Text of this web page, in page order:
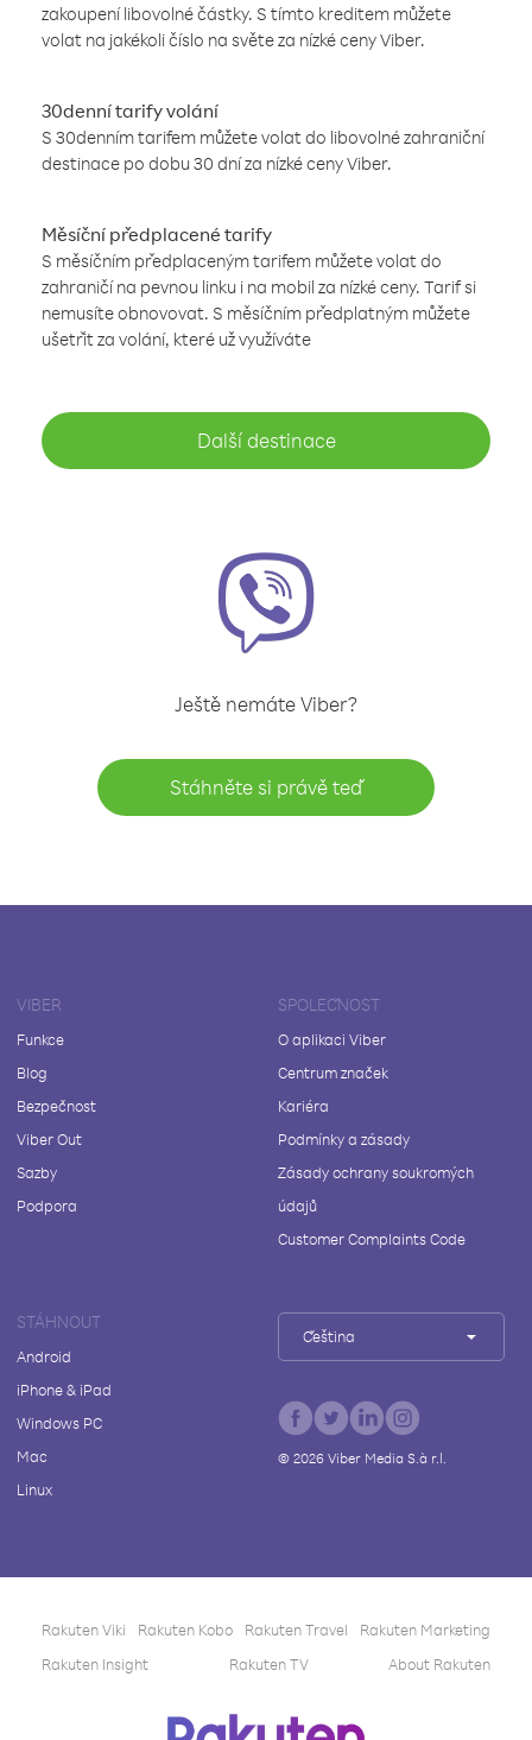
zakoupení libovolné částky. S tímto kreditem můžete
volat na jakékoli číslo na světe za nízké ceny Viber.
30denní tarify volání
S 30denním tarifem můžete volat do libovolné zahraniční
destinace po dobu 30 dní za nízké ceny Viber.
Měsíční předplacené tarify
S měsíčním předplaceným tarifem můžete volat do
zahraničí na pevnou linku i na mobil za nízké ceny. Tarif si
nemusíte obnovovat. S měsíčním předplatným můžete
ušetřit za volání, které už využíváte
Další destinace
Ještě nemáte Viber?
Stáhněte si právě teď
VIBER
Funkce
Blog
Bezpečnost
Viber Out
Sazby
Podpora
SPOLEČNOST
O aplikaci Viber
Centrum značek
Kariéra
Podmínky a zásady
Zásady ochrany soukromých
údajů
Customer Complaints Code
STÁHNOUT
Android
iPhone & iPad
Windows PC
Mac
Linux
Čeština
© 2026Viber Media S.à r.l.
Rakuten Viki Rakuten Kobo Rakuten Travel
Rakuten Marketing
Rakuten Insight
Rakuten TV About Rakuten